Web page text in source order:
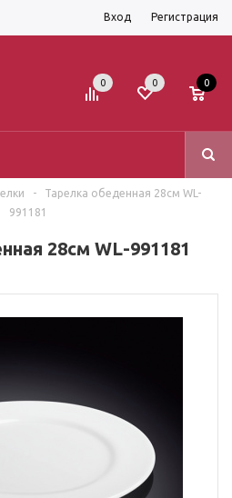
Вход Регистрация
0 0 0
-
Тарелка обеденная 28см WL-
991181
28см WL-991181